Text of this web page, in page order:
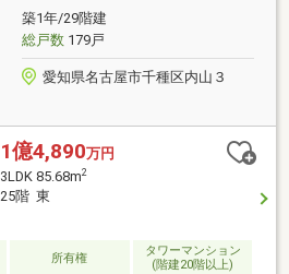
築1年/29階建
総戸数179戸
愛知県名古屋市千種区内山３
1億4,890万円
3LDK 85.68m2
25階 東
所有権
タワーマンション
(階建20階以上)